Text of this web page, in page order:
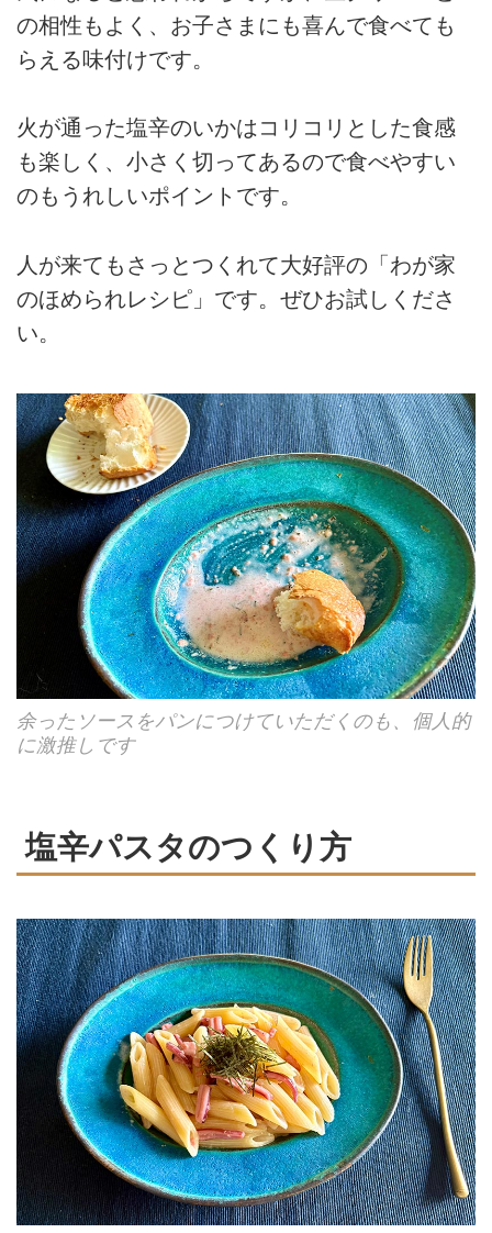
の相性もよく、お子さまにも喜んで食べても
らえる味付けです。
火が通った塩辛のいかはコリコリとした食感
も楽しく、小さく切ってあるので食べやすい
のもうれしいポイントです。
人が来てもさっとつくれて大好評の「わが家
のほめられレシピ」です。ぜひお試しくださ
い。
余ったソースをパンにつけていただくのも、個人的
に激推しです
塩辛パスタのつくり方